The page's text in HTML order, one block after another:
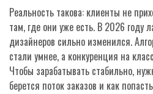
Реальность такова: клиенты не
там, где они уже есть. В 2026 году
дизайнеров сильно изменился.
стали умнее, а конкуренция на
Чтобы зарабатывать стабильно,
берется поток заказов и как